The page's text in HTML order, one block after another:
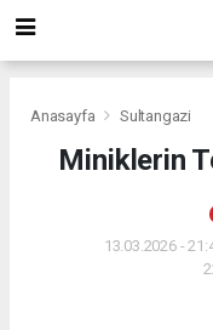
Anasayfa Sultangazi
Miniklerin
13.03.2026 -